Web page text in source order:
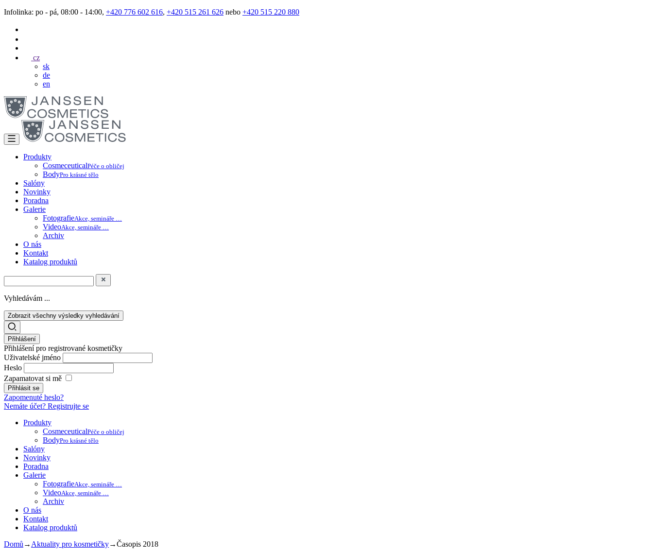
Infolinka: po - pá, 08:00 - 14:00, +420 776 602 616, +420 515 261 626 nebo +420 515 220 880
cz
sk
de
en
Produkty
CosmeceuticalPéče o obličej
BodyPro krásné tělo
Salóny
Novinky
Poradna
Galerie
FotografieAkce, semináře …
VideoAkce, semináře …
Archiv
O nás
Kontakt
Katalog produktů
Vyhledávám ...
Zobrazit všechny výsledky vyhledávání
Přihlášení
Přihlášení pro registrované kosmetičky
Uživatelské jméno
Heslo
Zapamatovat si mě
Zapomenuté heslo?
Nemáte účet? Registrujte se
Produkty
CosmeceuticalPéče o obličej
BodyPro krásné tělo
Salóny
Novinky
Poradna
Galerie
FotografieAkce, semináře …
VideoAkce, semináře …
Archiv
O nás
Kontakt
Katalog produktů
Domů → Aktuality pro kosmetičky→Časopis 2018